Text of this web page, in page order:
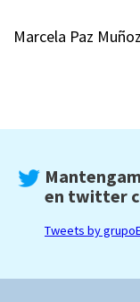
Marcela Paz
en twitter
Tweets by